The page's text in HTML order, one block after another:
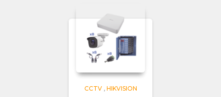
CCTV, HIKVISION